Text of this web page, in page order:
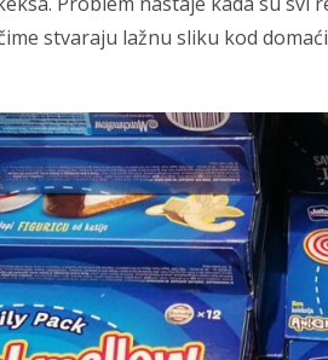
stvaraju lažnu sliku kod